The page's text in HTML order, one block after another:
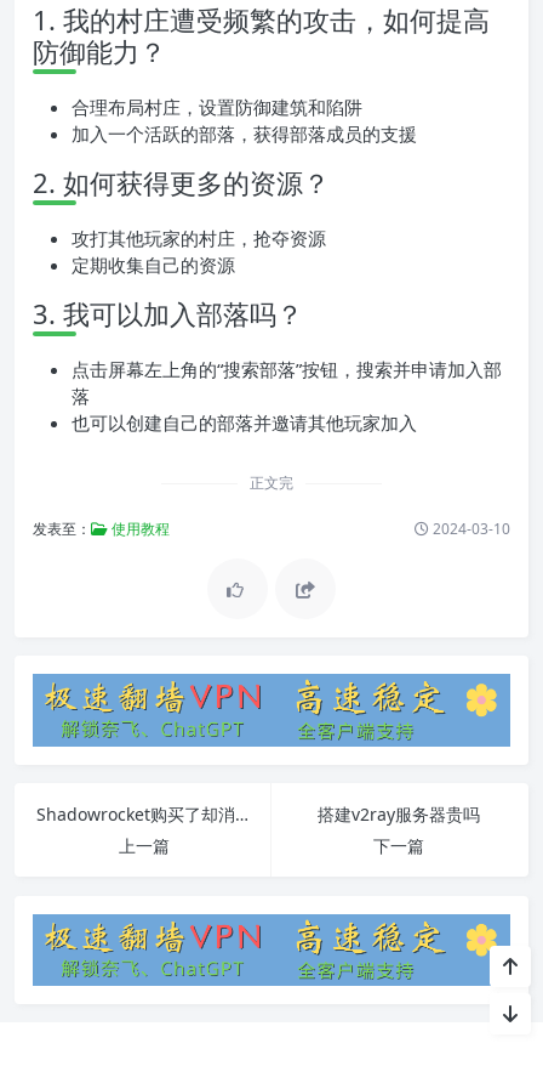
1. 我的村庄遭受频繁的攻击，如何提高
防御能力？
合理布局村庄，设置防御建筑和陷阱
加入一个活跃的部落，获得部落成员的支援
2. 如何获得更多的资源？
攻打其他玩家的村庄，抢夺资源
定期收集自己的资源
3. 我可以加入部落吗？
点击屏幕左上角的“搜索部落”按钮，搜索并申请加入部
落
也可以创建自己的部落并邀请其他玩家加入
正文完
发表至： 使用教程 2024-03-10
Shadowrocket购买了却消失了：解决方案与常见问题详解
上一篇
搭建v2ray服务器贵吗
下一篇